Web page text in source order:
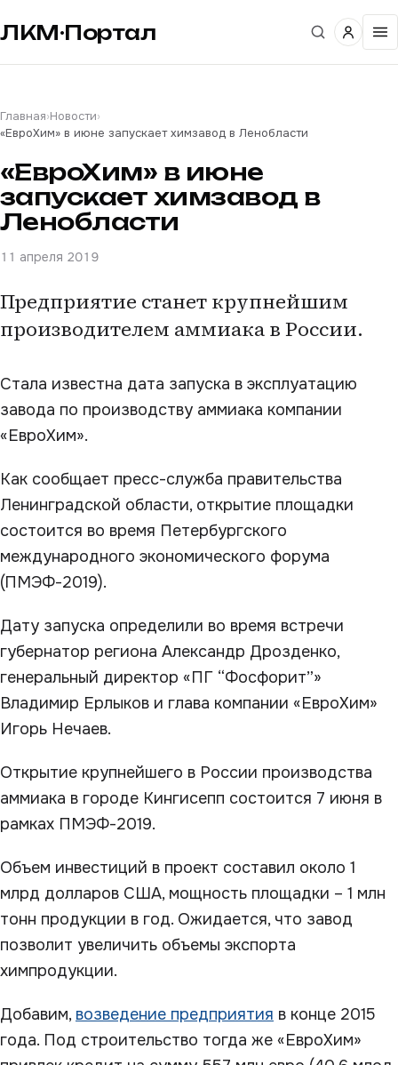
ЛКМ·Портал
Главная›Новости›
«ЕвроХим» в июне запускает химзавод в Ленобласти
«ЕвроХим» в июне
запускает химзавод в
Ленобласти
11 апреля 2019
Предприятие станет крупнейшим
производителем аммиака в России.
Стала известна дата запуска в эксплуатацию
завода по производству аммиака компании
«ЕвроХим».
Как сообщает пресс-служба правительства
Ленинградской области, открытие площадки
состоится во время Петербургского
международного экономического форума
(ПМЭФ-2019).
Дату запуска определили во время встречи
губернатор региона Александр Дрозденко,
генеральный директор «ПГ “Фосфорит”»
Владимир Ерлыков и глава компании «ЕвроХим»
Игорь Нечаев.
Открытие крупнейшего в России производства
аммиака в городе Кингисепп состоится 7 июня в
рамках ПМЭФ-2019.
Объем инвестиций в проект составил около 1
млрд долларов США, мощность площадки – 1 млн
тонн продукции в год. Ожидается, что завод
позволит увеличить объемы экспорта
химпродукции.
Добавим, возведение предприятия в конце 2015
года. Под строительство тогда же «ЕвроХим»